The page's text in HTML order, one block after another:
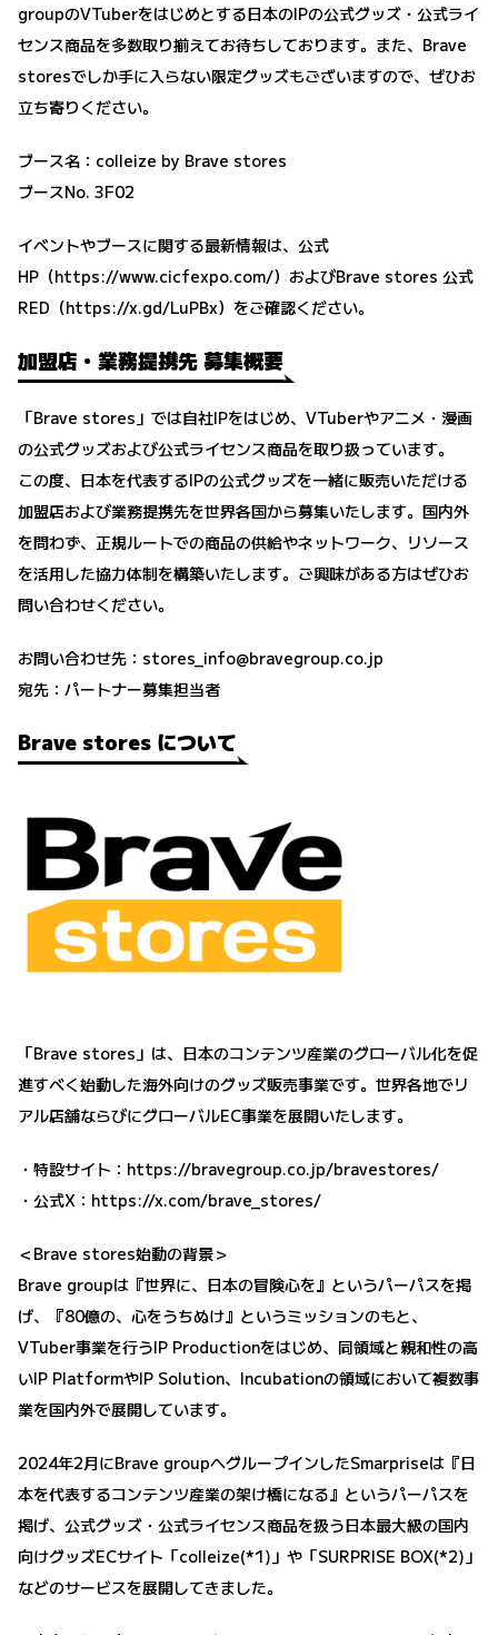
groupのVTuberをはじめとする日本のIPの公式グッズ・公式ライ
センス商品を多数取り揃えてお待ちしております。また、Brave
storesでしか手に入らない限定グッズもございますので、ぜひお
立ち寄りください。
ブース名：colleize by Brave stores
ブースNo. 3F02
イベントやブースに関する最新情報は、公式
HP（https://www.cicfexpo.com/）およびBrave stores 公式
RED（https://x.gd/LuPBx）をご確認ください。
加盟店・業務提携先 募集概要
「Brave stores」では自社IPをはじめ、VTuberやアニメ・漫画
の公式グッズおよび公式ライセンス商品を取り扱っています。
この度、日本を代表するIPの公式グッズを一緒に販売いただける
加盟店および業務提携先を世界各国から募集いたします。国内外
を問わず、正規ルートでの商品の供給やネットワーク、リソース
を活用した協力体制を構築いたします。ご興味がある方はぜひお
問い合わせください。
お問い合わせ先：stores_info@bravegroup.co.jp
宛先：パートナー募集担当者
Brave stores について
「Brave stores」は、日本のコンテンツ産業のグローバル化を促
進すべく始動した海外向けのグッズ販売事業です。世界各地でリ
アル店舗ならびにグローバルEC事業を展開いたします。
・特設サイト： ​​https://bravegroup.co.jp/bravestores/
・公式X： https://x.com/brave_stores/
＜Brave stores始動の背景＞
Brave groupは『世界に、日本の冒険心を』というパーパスを掲
げ、『80億の、心をうちぬけ』というミッションのもと、
VTuber事業を行うIP Productionをはじめ、同領域と親和性の高
いIP PlatformやIP Solution、Incubationの領域において複数事
業を国内外で展開しています。
2024年2月にBrave groupへグループインしたSmarpriseは『日
本を代表するコンテンツ産業の架け橋になる』というパーパスを
掲げ、公式グッズ・公式ライセンス商品を扱う日本最大級の国内
向けグッズECサイト「colleize(*1)」や「SURPRISE BOX(*2)」
などのサービスを展開してきました。